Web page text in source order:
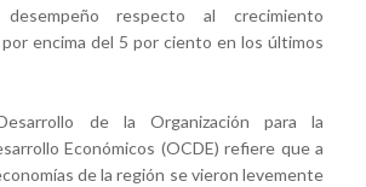
respecto al crecimiento
encima del 5 por ciento en los últimos
de la Organización para la
Económicos (OCDE) refiere que a
de la región se vieron levemente